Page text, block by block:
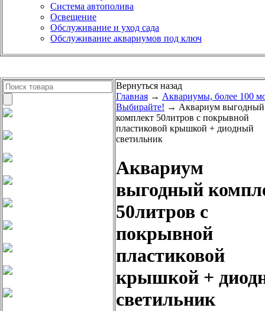
Система автополива
Освещение
Обслуживание и уход сада
Обслуживание аквариумов под ключ
Вернуться назад
Главная → Аквариумы, более 100
Выбирайте! → Аквариум выгодный
комплект 50литров с покрывной
пластиковой крышкой + диодный
светильник
Аквариум
выгодный
50литров с
покрывной
пластиковой
крышкой +
светильник